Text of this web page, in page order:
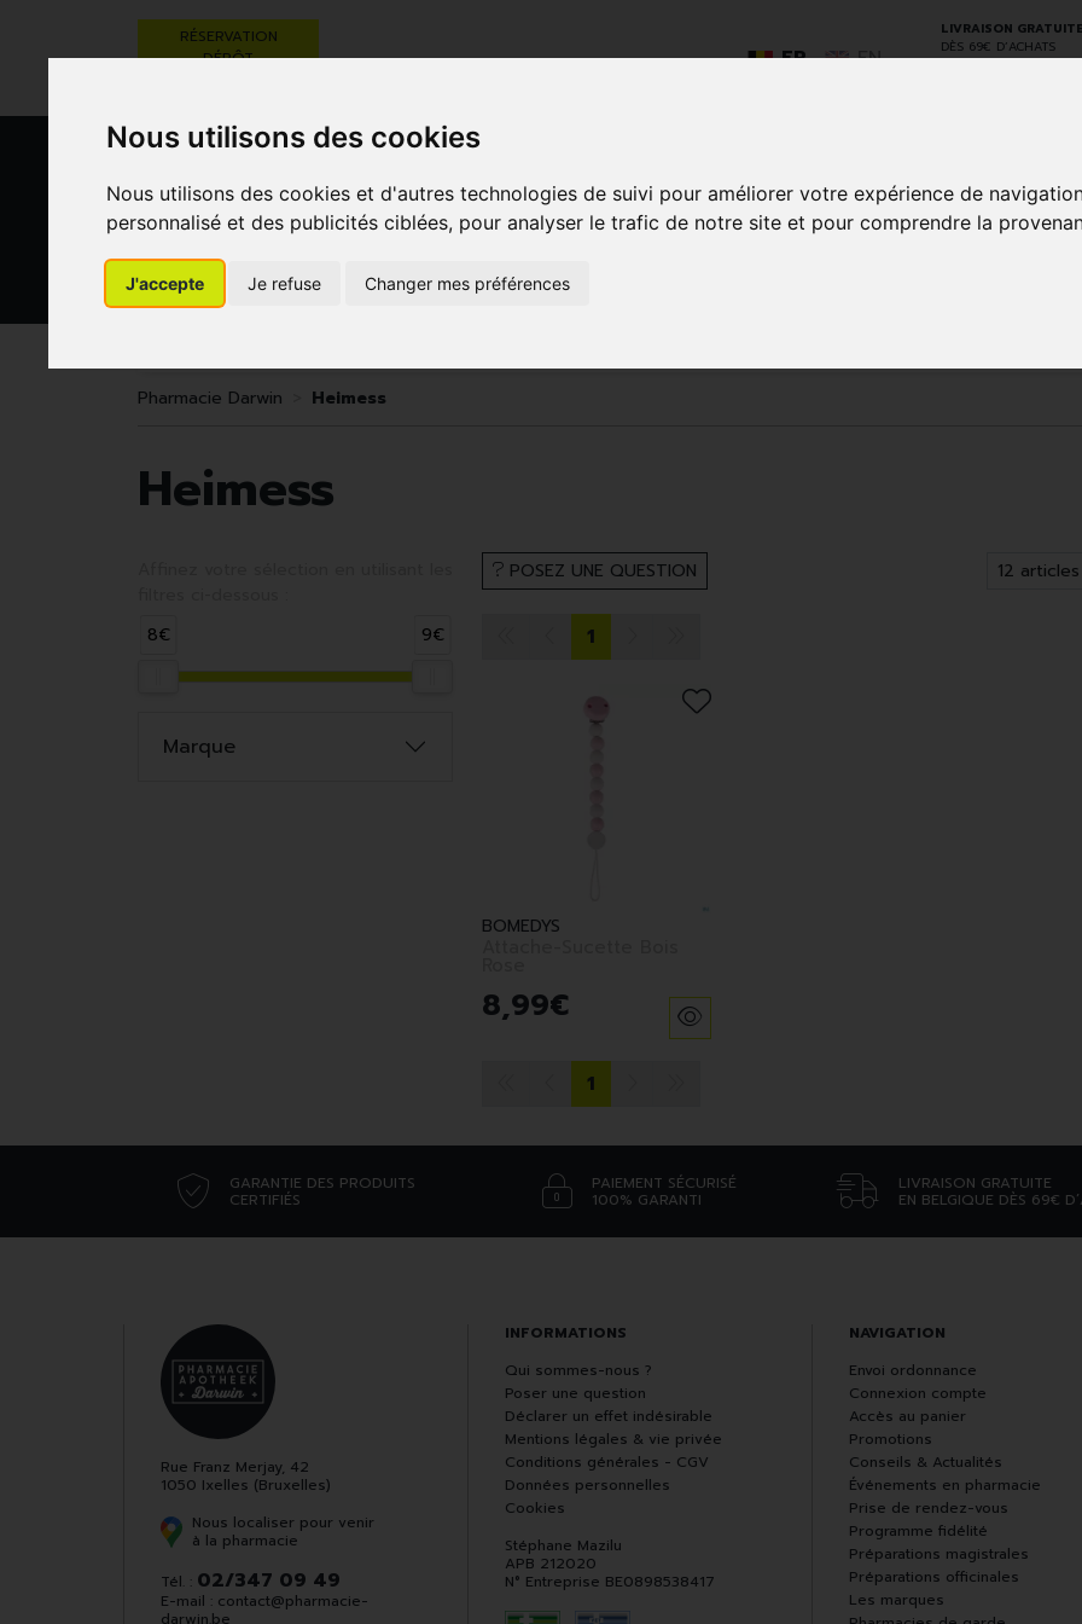
Nous utilisons des cookies
Nous utilisons des cookies et d'autres technologies de suivi pour améliorer votre expérience de
personnalisé et des publicités ciblées, pour analyser le trafic de notre site et pour comprendre la
J'accepte Je refuse Changer mes préférences
LIVRAISON GRATUITE
DÈS 69€ D’ACHATS
FR EN
RÉSERVATION
DÉPÔT
GO
BEAUTÉ,
SOINS
Pharmacie Darwin Heimess
Heimess
POSEZ UNE QUESTION
1
BOMEDYS
8,99€
1
8€
9€
Marque
GARANTIE DES PRODUITS
CERTIFIÉS
PAIEMENT SÉCURISÉ
100% GARANTI
LIVRAISON GRATUITE
EN BELGIQUE DÈS 69€
Rue Franz Merjay, 42
1050 Ixelles (Bruxelles)
Nous localiser pour venir
à la pharmacie
Tél. : 02/347 09 49
E-mail : contact@pharmacie-
darwin.be
INFORMATIONS
Qui sommes-nous ?
Poser une question
Déclarer un effet indésirable
Mentions légales & vie privée
Conditions générales - CGV
Données personnelles
Cookies
Stéphane Mazilu
APB 212020
N° Entreprise BE0898538417
NAVIGATION
Envoi ordonnance
Connexion compte
Accès au panier
Promotions
Conseils & Actualités
Événements en pharmacie
Prise de rendez-vous
Programme fidélité
Préparations magistrales
Préparations officinales
Les marques